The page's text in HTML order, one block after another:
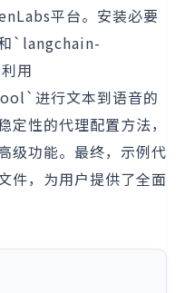
平台。安装必要
`langchain-
用
进行文本到语音的
性的代理配置方法，
级功能。最终，示例代
件，为用户提供了全面